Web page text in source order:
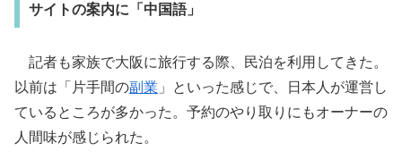
サイトの案内に「中国語」
記者も家族で大阪に旅行する際、民泊を利用してきた。
以前は「片手間の副業 」といった感じで、日本人が運営し
ているところが多かった。予約のやり取りにもオーナーの
人間味が感じられた。